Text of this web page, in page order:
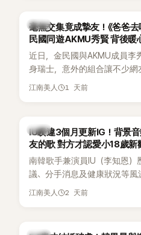
韓星
毫無交集竟成摯友！《爸爸去哪
民國同遊AKMU秀賢 背後暖
近日，金民國與AKMU成員李
身瑞士，意外的組合讓不少網
訝。兩人過去幾乎沒有公開交
江南美人 1 天前
韓星
IU睽違3個月更新IG！背景
友的歌 對方才認愛小18歲新
南韓歌手兼演員IU（李知恩）
議、分手消息及健康狀況等風
睽違3個月更新社群平台，一
江南美人 2 天前